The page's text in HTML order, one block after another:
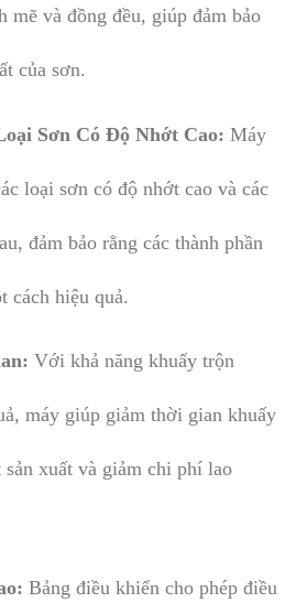
mẽ và đồng đều, giúp đảm bảo
của sơn.
Sơn Có Độ Nhớt Cao: Máy
loại sơn có độ nhớt cao và các
đảm bảo rằng các thành phần
cách hiệu quả.
Với khả năng khuấy trộn
máy giúp giảm thời gian khuấy
sản xuất và giảm chi phí lao
Bảng điều khiển cho phép điều